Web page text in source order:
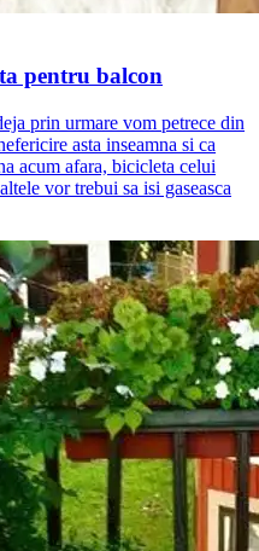
pentru balcon
prin urmare vom petrece din
asta inseamna si ca
acum afara, bicicleta celui
vor trebui sa isi gaseasca